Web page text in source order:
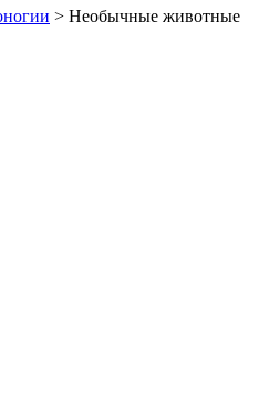
> Необычные животные